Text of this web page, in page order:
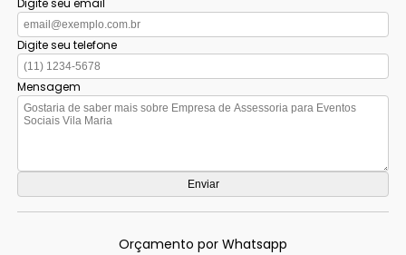
Digite seu email
Digite seu telefone
Mensagem
Orçamento por Whatsapp